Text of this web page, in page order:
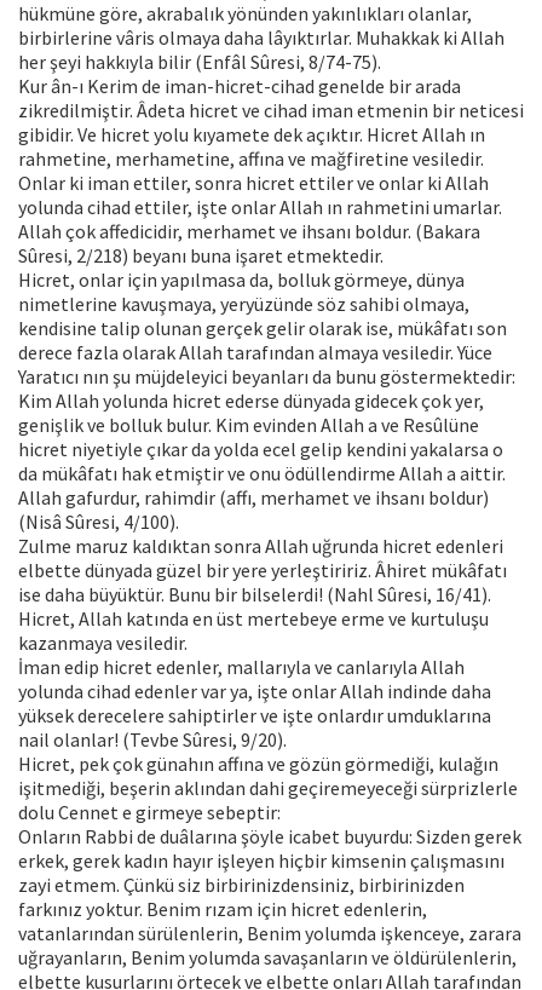
hükmüne göre, akrabalık yönünden yakınlıkları olanlar,
birbirlerine vâris olmaya daha lâyıktırlar. Muhakkak ki Allah
her şeyi hakkıyla bilir (Enfâl Sûresi, 8/74-75).
Kur ân-ı Kerim de iman-hicret-cihad genelde bir arada
zikredilmiştir. Âdeta hicret ve cihad iman etmenin bir neticesi
gibidir. Ve hicret yolu kıyamete dek açıktır. Hicret Allah ın
rahmetine, merhametine, affına ve mağfiretine vesiledir.
Onlar ki iman ettiler, sonra hicret ettiler ve onlar ki Allah
yolunda cihad ettiler, işte onlar Allah ın rahmetini umarlar.
Allah çok affedicidir, merhamet ve ihsanı boldur. (Bakara
Sûresi, 2/218) beyanı buna işaret etmektedir.
Hicret, onlar için yapılmasa da, bolluk görmeye, dünya
nimetlerine kavuşmaya, yeryüzünde söz sahibi olmaya,
kendisine talip olunan gerçek gelir olarak ise, mükâfatı son
derece fazla olarak Allah tarafından almaya vesiledir. Yüce
Yaratıcı nın şu müjdeleyici beyanları da bunu göstermektedir:
Kim Allah yolunda hicret ederse dünyada gidecek çok yer,
genişlik ve bolluk bulur. Kim evinden Allah a ve Resûlüne
hicret niyetiyle çıkar da yolda ecel gelip kendini yakalarsa o
da mükâfatı hak etmiştir ve onu ödüllendirme Allah a aittir.
Allah gafurdur, rahimdir (affı, merhamet ve ihsanı boldur)
(Nisâ Sûresi, 4/100).
Zulme maruz kaldıktan sonra Allah uğrunda hicret edenleri
elbette dünyada güzel bir yere yerleştiririz. Âhiret mükâfatı
ise daha büyüktür. Bunu bir bilselerdi! (Nahl Sûresi, 16/41).
Hicret, Allah katında en üst mertebeye erme ve kurtuluşu
kazanmaya vesiledir.
İman edip hicret edenler, mallarıyla ve canlarıyla Allah
yolunda cihad edenler var ya, işte onlar Allah indinde daha
yüksek derecelere sahiptirler ve işte onlardır umduklarına
nail olanlar! (Tevbe Sûresi, 9/20).
Hicret, pek çok günahın affına ve gözün görmediği, kulağın
işitmediği, beşerin aklından dahi geçiremeyeceği sürprizlerle
dolu Cennet e girmeye sebeptir:
Onların Rabbi de duâlarına şöyle icabet buyurdu: Sizden gerek
erkek, gerek kadın hayır işleyen hiçbir kimsenin çalışmasını
zayi etmem. Çünkü siz birbirinizdensiniz, birbirinizden
farkınız yoktur. Benim rızam için hicret edenlerin,
vatanlarından sürülenlerin, Benim yolumda işkenceye, zarara
uğrayanların, Benim yolumda savaşanların ve öldürülenlerin,
elbette kusurlarını örtecek ve elbette onları Allah tarafından